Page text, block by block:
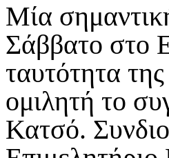
Μία
Σάββατο στο
ταυτότητα
ομιλητή το
Κατσό.